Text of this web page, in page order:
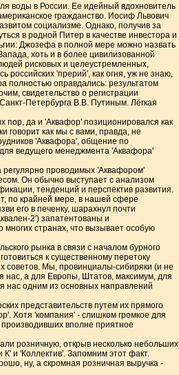
воды в России. Ее идейный вдохновитель
гражданство. Иосиф Львович
социализме. Однако, получив за
в родной Питер в качестве инвестора и
Джозефа в полной мере можно назвать
хоть и в более цивилизованной
рисковых и целеустремленных,
российских 'прерий', как огня, уж не знаю,
полностью оправдались: результатом
свидетельство о регистрации
Петербурга В.В. Путиным. Лёгкая
пор, да и 'Аквафор' позиционировался как
говорит как мы с вами, правда, не
'Аквафора', общение по
для ведущего менеджмента 'Аквафора'
регулярно проводимых 'Аквафором'
Он обычно выступает с анализом
тенденций и перспектив развития.
по крайней мере, в нашей сфере
его в печенку, шарахнул почти
2') запатентованы и
странах, что вызывает особую
рынка в связи с началом бурного
к существенному перетоку
советов. Мы, провинциалы-сибиряки (и не
нас, а для Европы, Штатов, максимум, для
нас одним из основных направлений
представительств путем их прямого
Хотя 'компания' - слишком громкое для
вполне приятное
розничную, открыв несколько небольших
и 'Коллектив'. Запомним этот факт.
ну, а скромная розничная выручка -